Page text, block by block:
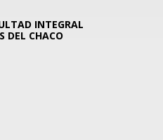
INTEGRAL
DEL CHACO